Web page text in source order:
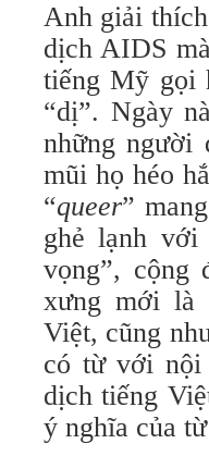
Anh giải
dịch AIDS
tiếng Mỹ gọi
“dị”. Ngày
những người
mũi họ héo
“queer”
ghẻ lạnh
vọng”, cộng
xưng mới là
Việt, cũng
có từ với nội
dịch tiếng
ý nghĩa của